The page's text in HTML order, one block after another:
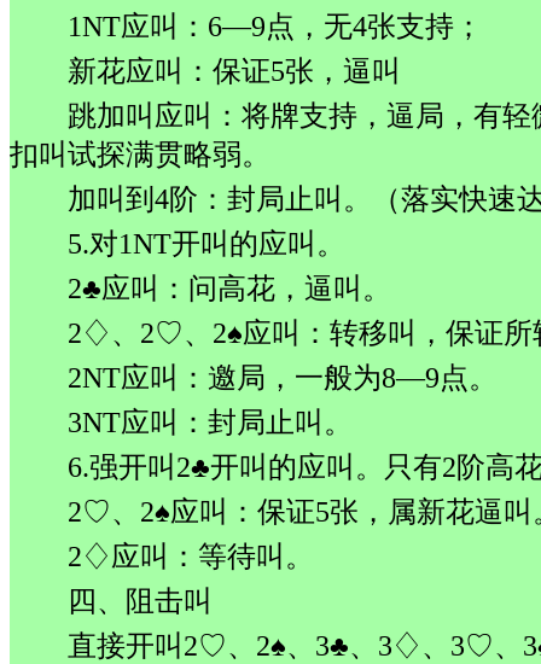
1NT应叫：6—9点，无4张支持；
新花应叫：保证5张，逼叫
跳加叫应叫：将牌支持，逼局，有
扣叫试探满贯略弱。
加叫到4阶：封局止叫。（落实快速
5.对1NT开叫的应叫。
2♣应叫：问高花，逼叫。
2♢、2♡、2♠应叫：转移叫，保证所
2NT应叫：邀局，一般为8—9点。
3NT应叫：封局止叫。
6.强开叫2♣开叫的应叫。只有2阶高
2♡、2♠应叫：保证5张，属新花逼叫
2♢应叫：等待叫。
四、阻击叫
直接开叫2♡、2♠、3♣、3♢、3♡、